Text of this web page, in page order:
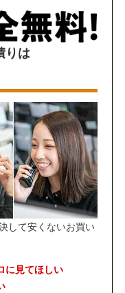
りは
して安くないお買い
に見てほしい